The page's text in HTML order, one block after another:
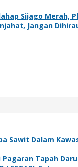
Sijago Merah,
Jangan
Sawit Dalam
Tapah